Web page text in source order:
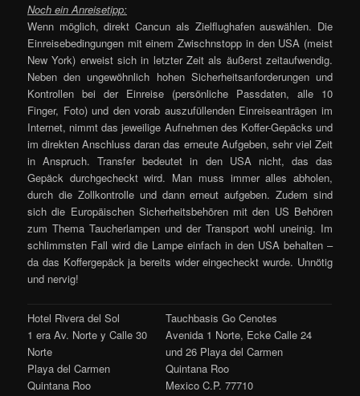
Noch ein Anreisetipp:
Wenn möglich, direkt Cancun als Zielflughafen auswählen. Die
Einreisebedingungen mit einem Zwischnstopp in den USA (meist
New York) erweist sich in letzter Zeit als äußerst zeitaufwendig.
Neben den ungewöhnlich hohen Sicherheitsanforderungen und
Kontrollen bei der Einreise (persönliche Passdaten, alle 10
Finger, Foto) und den vorab auszufüllenden Einreiseanträgen im
Internet, nimmt das jeweilige Aufnehmen des Koffer-Gepäcks und
im direkten Anschluss daran das erneute Aufgeben, sehr viel Zeit
in Anspruch. Transfer bedeutet in den USA nicht, das das
Gepäck durchgecheckt wird. Man muss immer alles abholen,
durch die Zollkontrolle und dann erneut aufgeben. Zudem sind
sich die Europäischen Sicherheitsbehören mit den US Behören
zum Thema Taucherlampen und der Transport wohl uneinig. Im
schlimmsten Fall wird die Lampe einfach in den USA behalten –
da das Koffergepäck ja bereits wider eingecheckt wurde. Unnötig
und nervig!
Hotel Rivera del Sol
1 era Av. Norte y Calle 30
Norte
Playa del Carmen
Quintana Roo
Tauchbasis Go Cenotes
Avenida 1 Norte, Ecke Calle 24
und 26 Playa del Carmen
Quintana Roo
Mexico C.P. 77710